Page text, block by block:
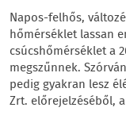
Napos-felhős,
hőmérséklet lassan
csúcshőmérséklet a
megszűnnek.
pedig gyakran lesz
Zrt. előrejelzéséből,